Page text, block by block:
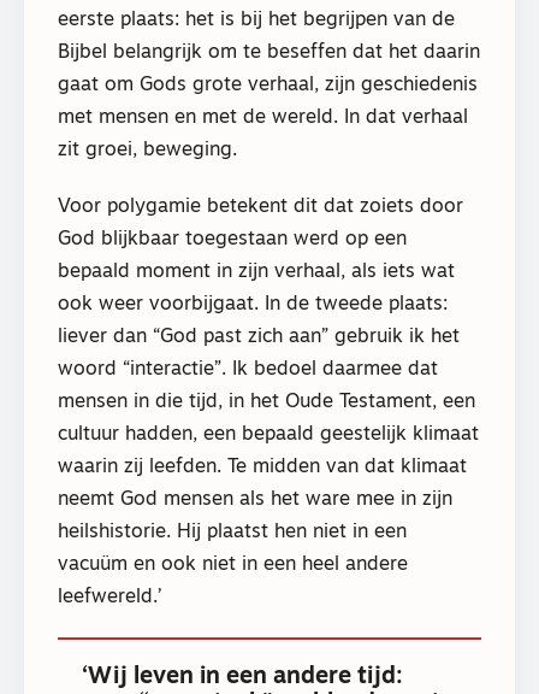
eerste plaats: het is bij het begrijpen van de
Bijbel belangrijk om te beseffen dat het daarin
gaat om Gods grote verhaal, zijn geschiedenis
met mensen en met de wereld. In dat verhaal
zit groei, beweging.
Voor polygamie betekent dit dat zoiets door
God blijkbaar toegestaan werd op een
bepaald moment in zijn verhaal, als iets wat
ook weer voorbijgaat. In de tweede plaats:
liever dan “God past zich aan” gebruik ik het
woord “interactie”. Ik bedoel daarmee dat
mensen in die tijd, in het Oude Testament, een
cultuur hadden, een bepaald geestelijk klimaat
waarin zij leefden. Te midden van dat klimaat
neemt God mensen als het ware mee in zijn
heilshistorie. Hij plaatst hen niet in een
vacuüm en ook niet in een heel andere
leefwereld.’
‘Wij leven in een andere tijd: